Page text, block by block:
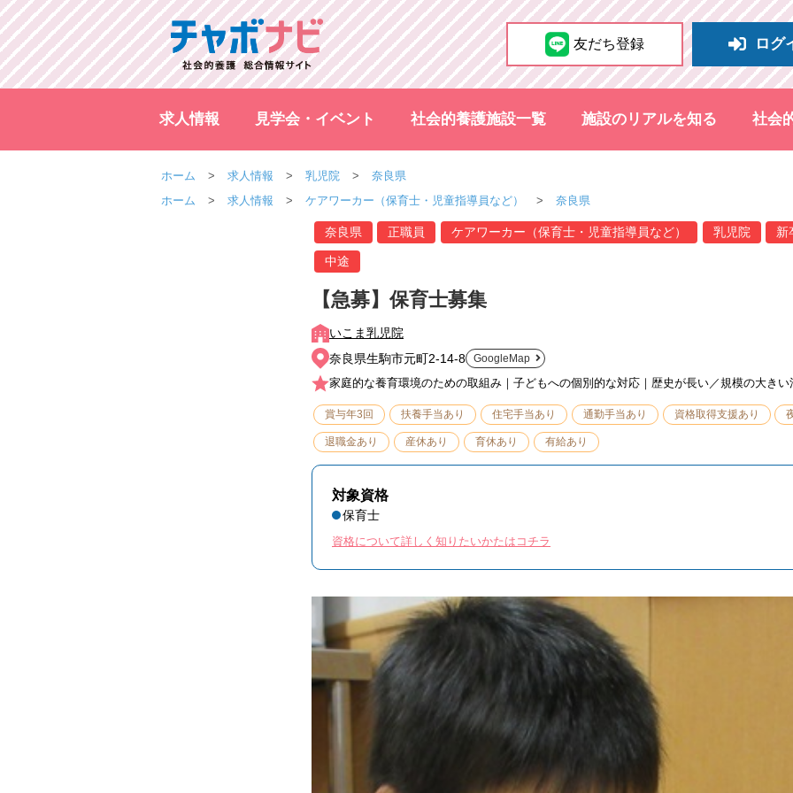
友だち登録 ログ
求人情報 見学会・イベント 社会的養護施設一覧 施設のリアルを知る 社会
ホーム 求人情報 乳児院
奈良県
ホーム
求人情報 ケアワーカー（保育士・児童指導員など） 奈良県
奈良県 正職員 ケアワーカー（保育士・児童指導員など） 乳児院 新
中途
【急募】保育士募集
いこま乳児院
奈良県生駒市元町2-14-8
GoogleMap
家庭的な養育環境のための取組み｜子どもへの個別的な対応｜歴史が長い／規模の大きい
賞与年3回 扶養手当あり 住宅手当あり 通勤手当あり 資格取得支援あり
退職金あり 産休あり 育休あり 有給あり
対象資格
保育士
資格について詳しく知りたいかたはコチラ